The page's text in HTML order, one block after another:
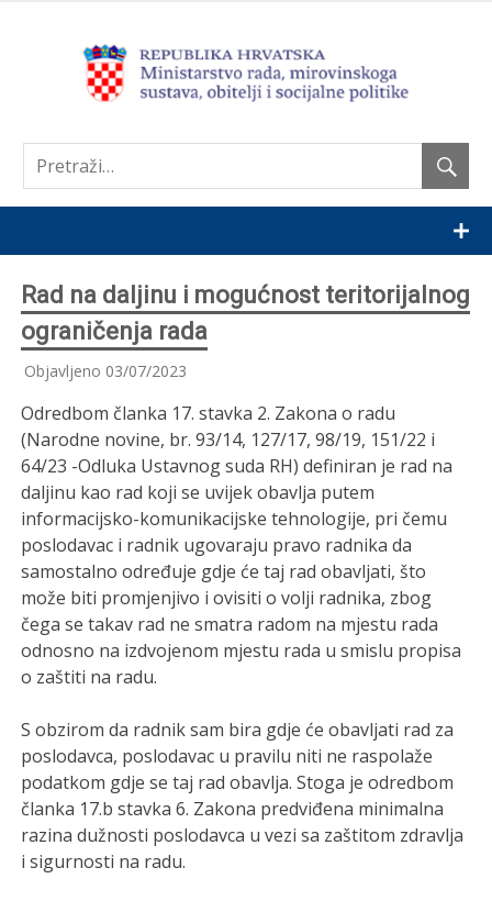
Rad na daljinu i mogućnost teritorijalnog
ograničenja rada
Objavljeno 03/07/2023
Odredbom članka 17. stavka 2. Zakona o radu
(Narodne novine, br. 93/14, 127/17, 98/19, 151/22 i
64/23 -Odluka Ustavnog suda RH) definiran je rad na
daljinu kao rad koji se uvijek obavlja putem
informacijsko-komunikacijske tehnologije, pri čemu
poslodavac i radnik ugovaraju pravo radnika da
samostalno određuje gdje će taj rad obavljati, što
može biti promjenjivo i ovisiti o volji radnika, zbog
čega se takav rad ne smatra radom na mjestu rada
odnosno na izdvojenom mjestu rada u smislu propisa
o zaštiti na radu.
S obzirom da radnik sam bira gdje će obavljati rad za
poslodavca, poslodavac u pravilu niti ne raspolaže
podatkom gdje se taj rad obavlja. Stoga je odredbom
članka 17.b stavka 6. Zakona predviđena minimalna
razina dužnosti poslodavca u vezi sa zaštitom zdravlja
i sigurnosti na radu.